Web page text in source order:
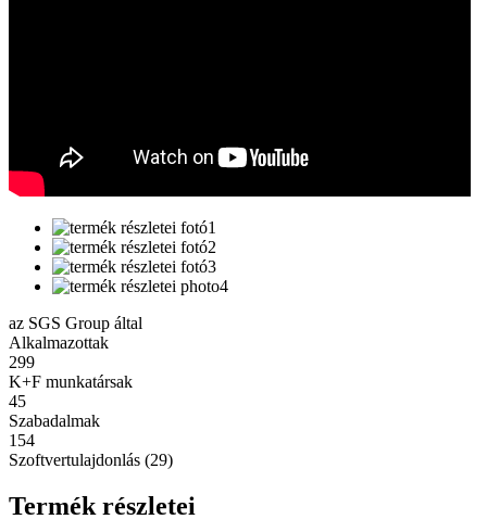
az SGS Group által
Alkalmazottak
299
K+F munkatársak
45
Szabadalmak
154
Szoftvertulajdonlás (29)
Termék részletei